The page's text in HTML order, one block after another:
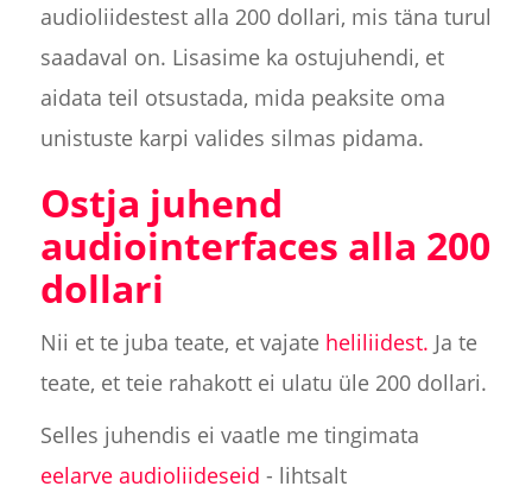
audioliidestest alla 200 dollari, mis täna turul
saadaval on. Lisasime ka ostujuhendi, et
aidata teil otsustada, mida peaksite oma
unistuste karpi valides silmas pidama.
Ostja juhend
audiointerfaces alla 200
dollari
Nii et te juba teate, et vajate heliliidest. Ja te
teate, et teie rahakott ei ulatu üle 200 dollari.
Selles juhendis ei vaatle me tingimata
eelarve audioliideseid - lihtsalt